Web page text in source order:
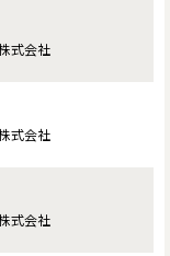
式会社
式会社
式会社